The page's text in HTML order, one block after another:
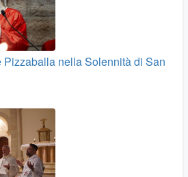
nella Solennità di San